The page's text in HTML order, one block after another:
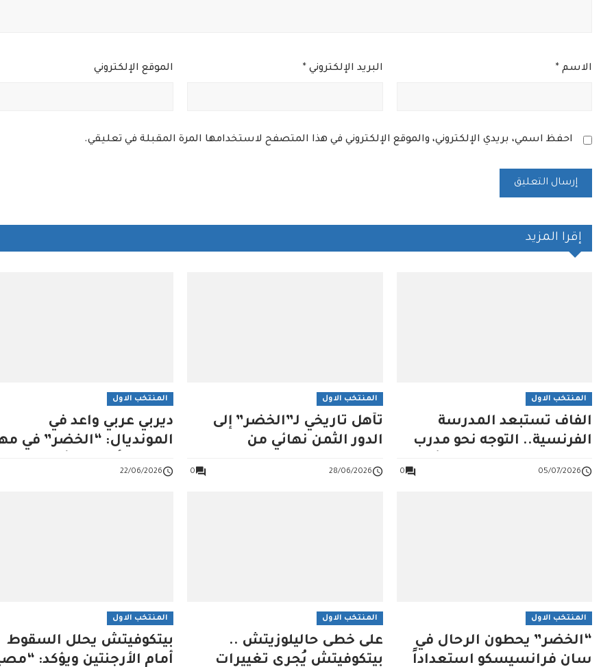
الاسم * البريد الإلكتروني * الموقع الإلكتروني
احفظ اسمي، بريدي الإلكتروني، والموقع الإلكتروني في هذا المتصفح لاستخدامها المرة المقبلة في تعليقي.
إقرا المزيد
المنتخب الاول
الفاف تستبعد المدرسة
الفرنسية.. التوجه نحو مدرب
05/07/2026
0
المنتخب الاول
تأهل تاريخي لـ”الخضر” إلى
الدور الثمن نهائي من
28/06/2026
0
المنتخب الاول
ديربي عربي واعد في
المونديال: “الخضر” في
22/06/2026
المنتخب الاول
“الخضر” يحطون الرحال في
سان فرانسيسكو استعداداً
المنتخب الاول
على خُطى حاليلوزيتش ..
بيتكوفيتش يُجري تغييرات
المنتخب الاول
بيتكوفيتش يحلل السقوط
أمام الأرجنتين ويؤكد: